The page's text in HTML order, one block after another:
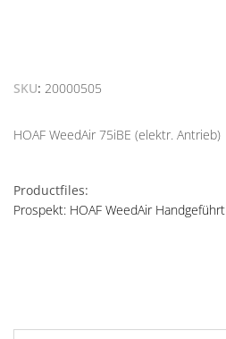
SKU 20000505
HOAF WeedAir 75iBE (elektr. Antrieb)
Productfiles:
Prospekt: HOAF WeedAir Handgeführt